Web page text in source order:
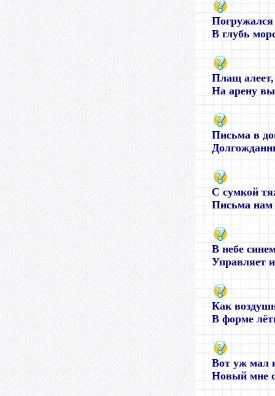
Погружался
В глубь
Плащ
На арену
Письма в
С сумкой
Письма нам
В небе
Управляет
Как
В форме
Вот уж мал
Новый мне